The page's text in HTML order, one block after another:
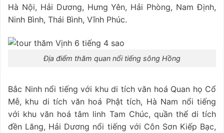
Hà Nội, Hải Dương, Hưng Yên, Hải Phòng, Nam Định,
Ninh Bình, Thái Bình, Vĩnh Phúc.
Địa điểm thăm quan nổi tiếng sông Hồng
Bắc Ninh nổi tiếng với khu di tích văn hoá Quan họ Cổ
Mễ, khu di tích văn hoá Phật tích, Hà Nam nổi tiếng
với khu văn hoá tâm linh Tam Chúc, quần thể di tích
đền Lăng, Hải Dương nổi tiếng với Côn Sơn Kiếp Bạc,